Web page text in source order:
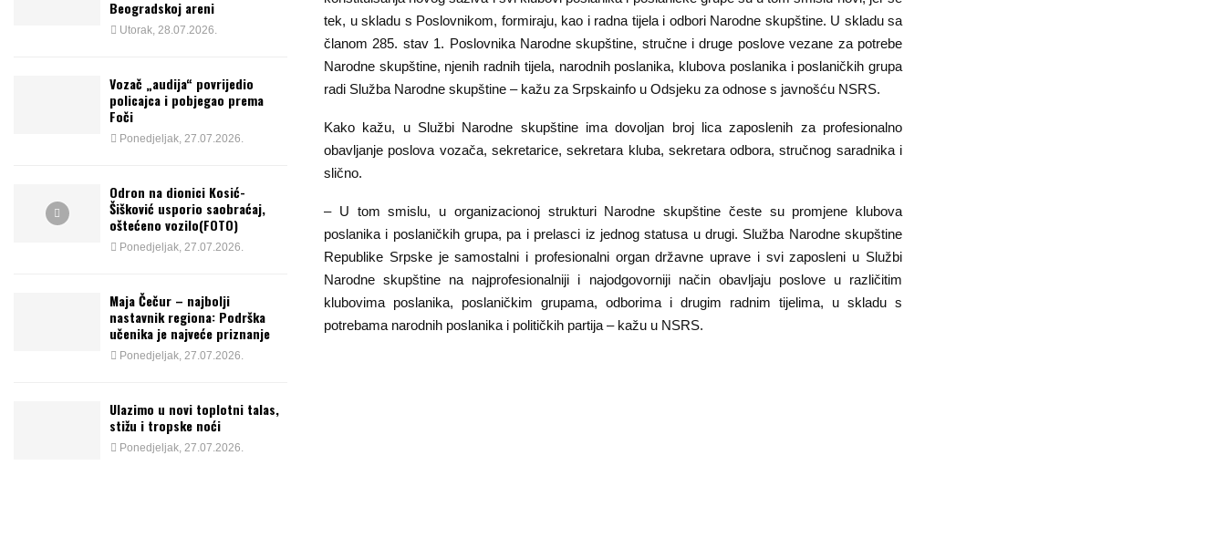
tek, u skladu s Poslovnikom, formiraju, kao i radna tijela i odbori Narodne skupštine. U skladu sa
članom 285. stav 1. Poslovnika Narodne skupštine, stručne i druge poslove vezane za potrebe
Narodne skupštine, njenih radnih tijela, narodnih poslanika, klubova poslanika i poslaničkih grupa
radi Služba Narodne skupštine – kažu za Srpskainfo u Odsjeku za odnose s javnošću NSRS.
Kako kažu, u Službi Narodne skupštine ima dovoljan broj lica zaposlenih za profesionalno
obavljanje poslova vozača, sekretarice, sekretara kluba, sekretara odbora, stručnog saradnika i
slično.
– U tom smislu, u organizacionoj strukturi Narodne skupštine česte su promjene klubova
poslanika i poslaničkih grupa, pa i prelasci iz jednog statusa u drugi. Služba Narodne skupštine
Republike Srpske je samostalni i profesionalni organ državne uprave i svi zaposleni u Službi
Narodne skupštine na najprofesionalniji i najodgovorniji način obavljaju poslove u različitim
klubovima poslanika, poslaničkim grupama, odborima i drugim radnim tijelima, u skladu s
potrebama narodnih poslanika i političkih partija – kažu u NSRS.
Beogradskoj areni
Utorak, 28.07.2026.
Vozač „audija“ povrijedio
policajca i pobjegao prema
Foči
Ponedjeljak, 27.07.2026.
Odron na dionici Kosić-
Šišković usporio saobraćaj,
oštećeno vozilo(FOTO)
Ponedjeljak, 27.07.2026.
Maja Čečur – najbolji
nastavnik regiona: Podrška
učenika je najveće priznanje
Ponedjeljak, 27.07.2026.
Ulazimo u novi toplotni talas,
stižu i tropske noći
Ponedjeljak, 27.07.2026.